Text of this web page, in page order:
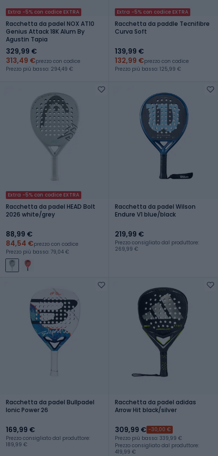
Extra -5% con codice EXTRA
Racchetta da padel NOX AT10
Genius Attack 18K Alum By
Agustin Tapia
329,99 €
313,49 €prezzo con codice
Prezzo più basso: 294,49 €
Extra -5% con codice EXTRA
Racchetta da paddle Tecnifibre
Curva Soft
139,99 €
132,99 €prezzo con codice
Prezzo più basso: 125,99 €
Extra -5% con codice EXTRA
Racchetta da padel HEAD Bolt
2026 white/grey
88,99 €
84,54 €prezzo con codice
Prezzo più basso: 79,04 €
Racchetta da padel Wilson
Endure V1 blue/black
219,99 €
Prezzo consigliato dal produttore:
269,99 €
Racchetta da padel Bullpadel
Ionic Power 26
169,99 €
Prezzo consigliato dal produttore:
189,99 €
Racchetta da padel adidas
Arrow Hit black/silver
309,99 € -30,00 €
Prezzo più basso: 339,99 €
Prezzo consigliato dal produttore:
419,99 €